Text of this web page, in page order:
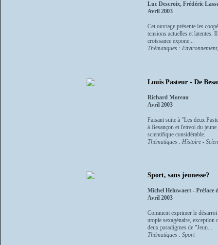
Luc Descroix, Frédéric
Avril 2003
Cet ouvrage présente les
tensions actuelles et latentes.
croissance expone...
Thématiques :
Louis Pasteur - De
Richard Moreau
Avril 2003
Faisant suite à "Les deux
à Besançon et l'envol du
scientifique considérable.
Thématiques : Histoire -
Sport, sans jeunesse?
Michel Heluwaert - Préface
Avril 2003
Comment exprimer le
utopie sexagénaire,
deux paradigmes de "Jeun...
Thématiques : Sport